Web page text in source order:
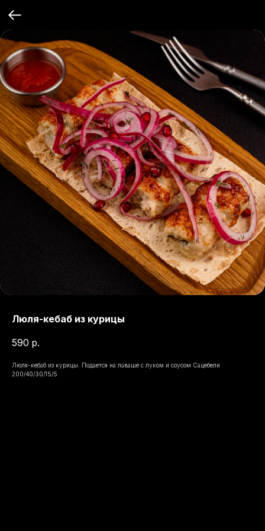
Люля-кебаб из курицы
590 р.
Люля-кебаб из курицы. Подается на лаваше с луком и соусом Сацебели
200/40/30/15/5